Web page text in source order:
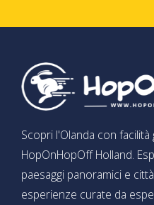
Scopri l'Olanda con
HopOnHopOff Holland.
paesaggi panoramici e
esperienze curate da